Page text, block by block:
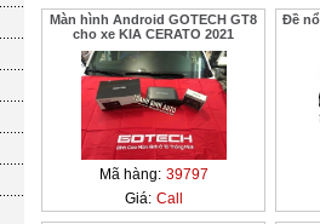
Màn hình Android GOTECH GT8
cho xe KIA CERATO 2021
Mã hàng: 39797
Giá: Call
Đề nổ